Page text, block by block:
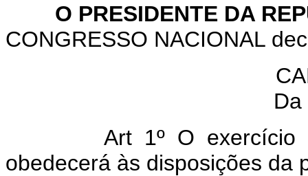
O PRESIDENTE DA
CONGRESSO NACIONAL
Da
Art 1º O exercício
obedecerá às disposições da